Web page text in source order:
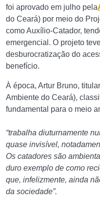
foi aprovado em julho pela
do Ceará) por meio do
como Auxílio-Catador,
emergencial. O projeto
desburocratização do
benefício.
À época, Artur Bruno,
Ambiente do Ceará),
fundamental para o meio
“trabalha diuturnamente
quase invisível,
Os catadores são
duro exemplo de como
que, infelizmente, ainda
da sociedade”.